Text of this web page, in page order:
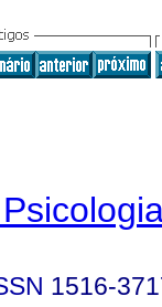
1516-